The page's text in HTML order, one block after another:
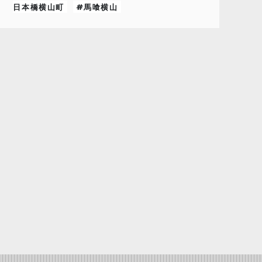
日本橋横山町
#馬喰横山